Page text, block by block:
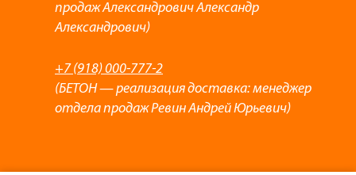
продаж Александрович Александр
Александрович)
+7 (918) 000-777-2
(БЕТОН — реализация доставка: менеджер
отдела продаж Ревин Андрей Юрьевич)